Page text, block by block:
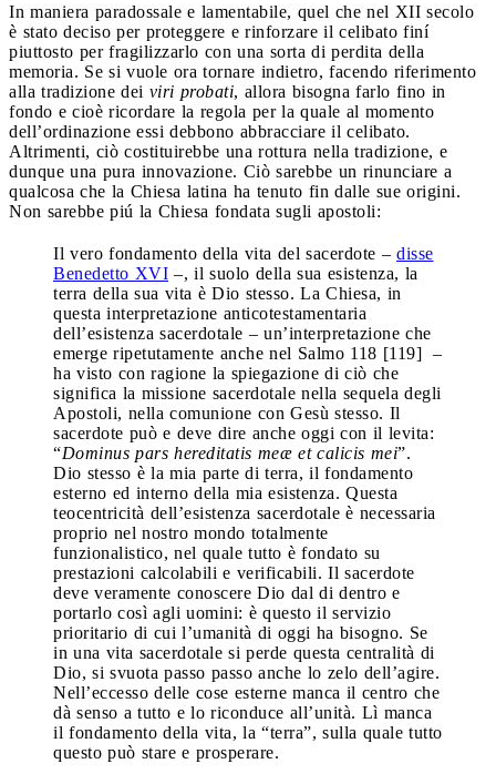
In maniera paradossale e lamentabile, quel che nel XII secolo
è stato deciso per proteggere e rinforzare il celibato finí
piuttosto per fragilizzarlo con una sorta di perdita della
memoria. Se si vuole ora tornare indietro, facendo riferimento
alla tradizione dei viri probati, allora bisogna farlo fino in
fondo e cioè ricordare la regola per la quale al momento
dell’ordinazione essi debbono abbracciare il celibato.
Altrimenti, ciò costituirebbe una rottura nella tradizione, e
dunque una pura innovazione. Ciò sarebbe un rinunciare a
qualcosa che la Chiesa latina ha tenuto fin dalle sue origini.
Non sarebbe piú la Chiesa fondata sugli apostoli:
Il vero fondamento della vita del sacerdote – disse
Benedetto XVI –, il suolo della sua esistenza, la
terra della sua vita è Dio stesso. La Chiesa, in
questa interpretazione anticotestamentaria
dell’esistenza sacerdotale – un’interpretazione che
emerge ripetutamente anche nel Salmo 118 [119] –
ha visto con ragione la spiegazione di ciò che
significa la missione sacerdotale nella sequela degli
Apostoli, nella comunione con Gesù stesso. Il
sacerdote può e deve dire anche oggi con il levita:
“Dominus pars hereditatis meæ et calicis mei”.
Dio stesso è la mia parte di terra, il fondamento
esterno ed interno della mia esistenza. Questa
teocentricità dell’esistenza sacerdotale è necessaria
proprio nel nostro mondo totalmente
funzionalistico, nel quale tutto è fondato su
prestazioni calcolabili e verificabili. Il sacerdote
deve veramente conoscere Dio dal di dentro e
portarlo così agli uomini: è questo il servizio
prioritario di cui l’umanità di oggi ha bisogno. Se
in una vita sacerdotale si perde questa centralità di
Dio, si svuota passo passo anche lo zelo dell’agire.
Nell’eccesso delle cose esterne manca il centro che
dà senso a tutto e lo riconduce all’unità. Lì manca
il fondamento della vita, la “terra”, sulla quale tutto
questo può stare e prosperare.